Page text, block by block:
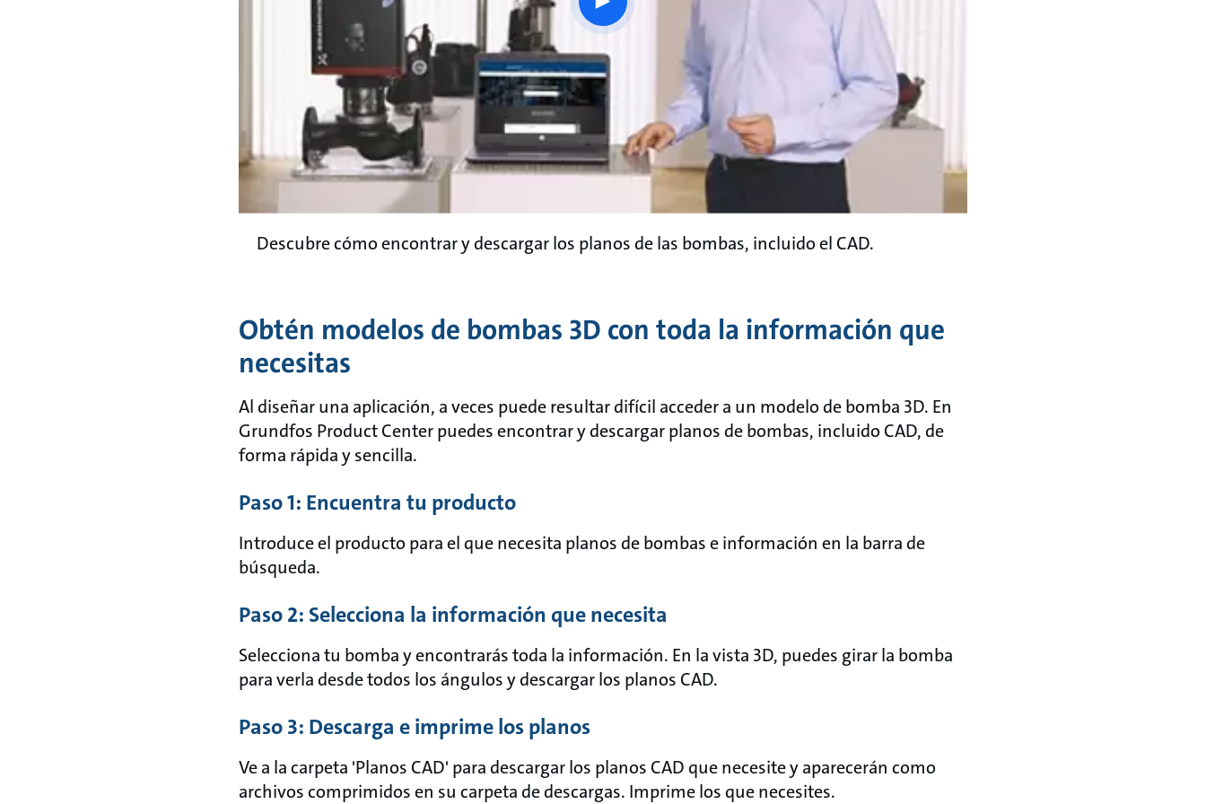
button
Descubre cómo encontrar y descargar los planos de las bombas, incluido el CAD.
Obtén modelos de bombas 3D con toda la información que
necesitas
Al diseñar una aplicación, a veces puede resultar difícil acceder a un modelo de bomba 3D. En
Grundfos Product Center puedes encontrar y descargar planos de bombas, incluido CAD, de
forma rápida y sencilla.
Paso 1: Encuentra tu producto
Introduce el producto para el que necesita planos de bombas e información en la barra de
búsqueda.
Paso 2: Selecciona la información que necesita
Selecciona tu bomba y encontrarás toda la información. En la vista 3D, puedes girar la bomba
para verla desde todos los ángulos y descargar los planos CAD.
Paso 3: Descarga e imprime los planos
Ve a la carpeta 'Planos CAD' para descargar los planos CAD que necesite y aparecerán como
archivos comprimidos en su carpeta de descargas. Imprime los que necesites.